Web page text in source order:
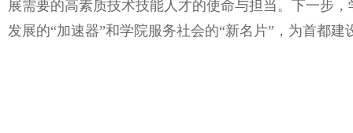
展需要的高素质技术技能人才的使命与担当。下一步
发展的“加速器”和学院服务社会的“新名片”，为首都